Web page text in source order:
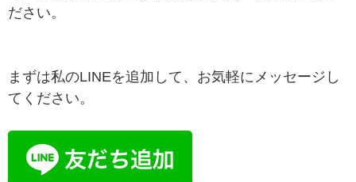
ださい。
まずは私のLINEを追加して、お気軽にメッセージし
てください。